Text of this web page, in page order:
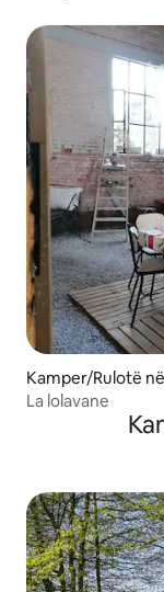
Kamper/Rulotë
La lolavane